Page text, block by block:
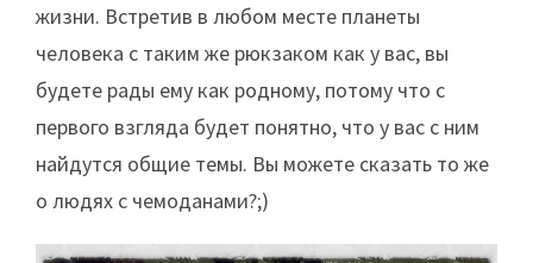
жизни. Встретив в любом месте планеты
человека с таким же рюкзаком как у вас, вы
будете рады ему как родному, потому что с
первого взгляда будет понятно, что у вас с ним
найдутся общие темы. Вы можете сказать то же
о людях с чемоданами?;)